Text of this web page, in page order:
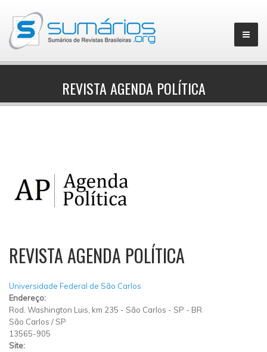
▼
REVISTA AGENDA POLÍTICA
REVISTA AGENDA POLÍTICA
Universidade Federal de São Carlos
Endereço:
Rod. Washington Luis, km 235 - São Carlos - SP - BR
São Carlos / SP
13565-905
Site: